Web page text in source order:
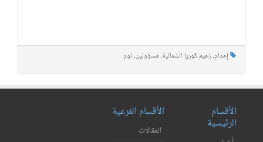
إعدام, زعيم كوريا الشمالية, مسؤولين, نوم
الأقسام
الرئيسية
الأقسام الفرعية
المقالات